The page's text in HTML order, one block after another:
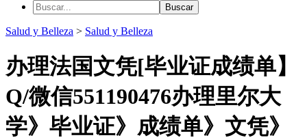
Salud y Belleza > Salud y Belleza
办理法国文凭[毕业证成绩单】
Q/微信551190476办理里尔大
学》毕业证》成绩单》文凭》